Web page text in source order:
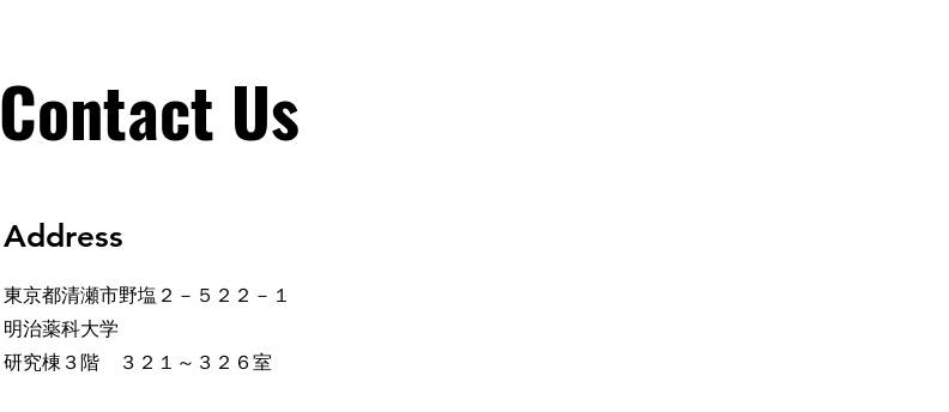
Contact Us
Address
東京都清瀬市野塩２－５２２－１
明治薬科大学
​研究棟３階 ３２１～３２６室